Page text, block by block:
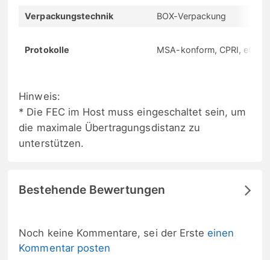
Verpackungstechnik BOX-Verpackung
Protokolle MSA-konform, CPRI, eCPRI
Hinweis:
* Die FEC im Host muss eingeschaltet sein, um
die maximale Übertragungsdistanz zu
unterstützen.
Bestehende Bewertungen
Noch keine Kommentare, sei der Ersteeinen
Kommentar posten